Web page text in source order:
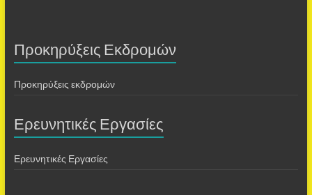
Προκηρύξεις Εκδρομών
Προκηρύξεις εκδρομών
Ερευνητικές Εργασίες
Ερευνητικές Εργασίες